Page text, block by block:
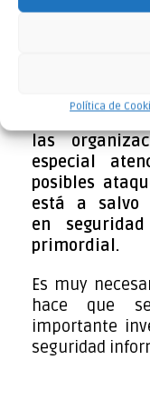
Política de
En la
episodios
estos
Estos
las
especial
posibles
está a
en
primordial.
Es muy
hace que
importante
seguridad